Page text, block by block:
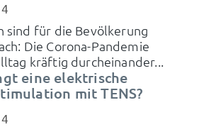
sind für die Bevölkerung
Die Corona-Pandemie
kräftig durcheinander...
eine elektrische
mit TENS?